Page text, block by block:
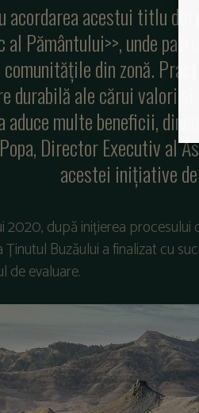
acordarea acestui titlu din
al Pământului>>, unde
din zonă.
durabilă ale cărui valori și
aduce multe beneficii,
Director Executiv al
acestei inițiative
2020, după inițierea
Ținutul Buzăului a finalizat cu
de evaluare.